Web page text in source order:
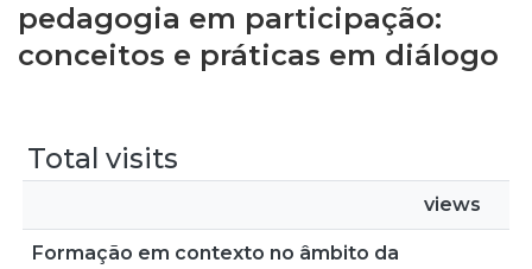
Entities
pedagogia em participação:
conceitos e práticas em diálogo
Total visits
views
Formação em contexto no âmbito da